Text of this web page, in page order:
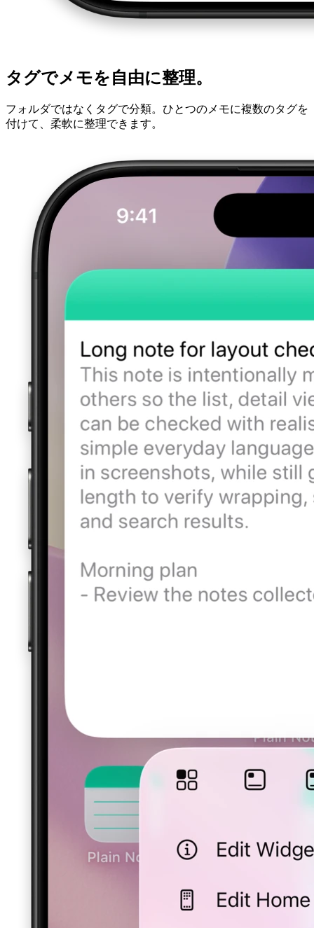
タグでメモを自由に整理。
フォルダではなくタグで分類。ひとつのメモに複数のタグを
付けて、柔軟に整理できます。